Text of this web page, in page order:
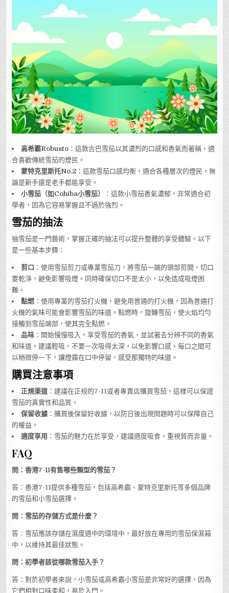
高希霸Robusto ：這款古巴雪茄以其濃烈的口感和香氣而著稱，適
合喜歡傳統雪茄的煙民。
蒙特克里斯托No.2 ：這款雪茄口感均衡，適合各種層次的煙民，無
論是新手還是老手都能享受。
小雪茄（如Cohiba小雪茄）
：這款小雪茄香氣濃郁，非常適合初
學者，因為它容易掌握且不過於強烈。
雪茄的抽法
抽雪茄是一門藝術，掌握正確的抽法可以提升整體的享受體驗。以下
是一些基本步驟：
剪口 ：使用雪茄剪刀或專業雪茄刀，將雪茄一端的頭部剪開，切口
要乾淨，避免影響吸煙。同時確保切口不是太小，以免造成吸煙困
難。
點燃 ：使用專業的雪茄打火機，避免用普通的打火機，因為普通打
火機的氣味可能會影響雪茄的味道。點燃時，旋轉雪茄，使火焰均勻
接觸到雪茄端部，使其完全點燃。
品味 ：開始慢慢吸入，享受雪茄的香氣，並試著去分辨不同的香氣
和味道。建議輕吸，不要一次吸得太深，以免影響口感。每口之間可
以稍微停一下，讓煙霧在口中停留，感受那獨特的味道。
購買注意事項
正規渠道 ：建議在正规的7-11或者專賣店購買雪茄，這樣可以保證
雪茄的真實性和品質。
保留收據 ：購買後保留好收據，以防日後出現問題時可以保障自己
的權益。
適度享用 ：雪茄的魅力在於享受，建議適度吸食，重視質而非量。
FAQ
問：香港7-11有售哪些類型的雪茄？
答：香港7-11提供多種雪茄，包括高希霸、蒙特克里斯托等多個品牌
的雪茄和小雪茄選擇。
問：雪茄的存儲方式是什麼？
答：雪茄應該存儲在濕度適中的環境中，最好放在專用的雪茄保濕箱
中，以維持其最佳狀態。
問：初學者該從哪款雪茄入手？
答：對於初學者來說，小雪茄或高希霸小雪茄是非常好的選擇，因為
它們相對口味柔和，易於入門。